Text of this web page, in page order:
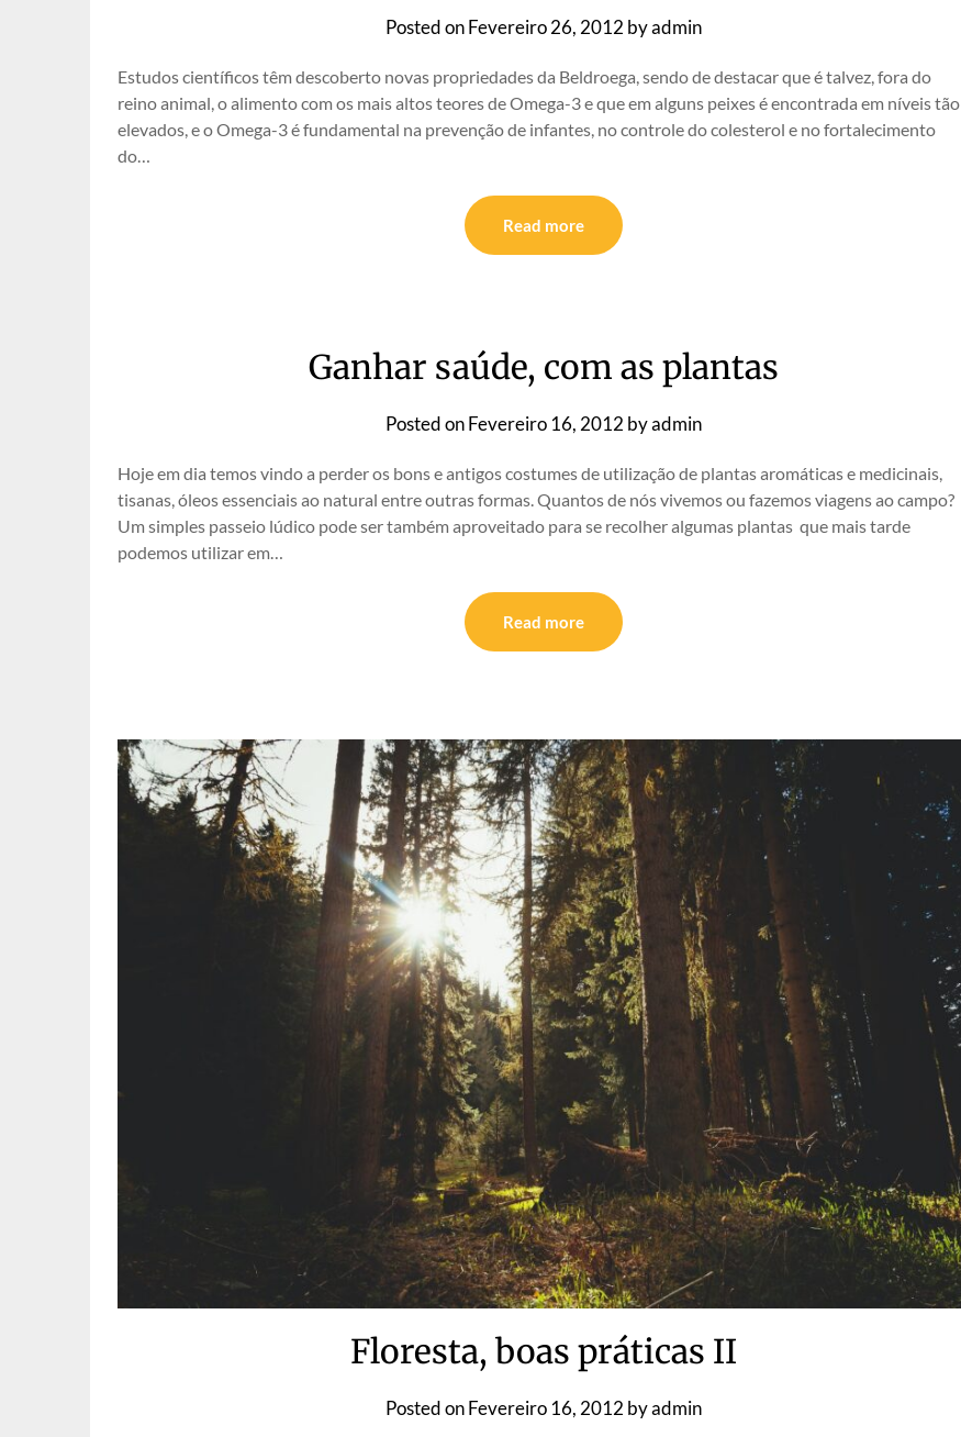
Posted onFevereiro 26, 2012 byadmin
Estudos científicos têm descoberto novas propriedades da Beldroega, sendo de destacar que é talvez, fora do
reino animal, o alimento com os mais altos teores de Omega-3 e que em alguns peixes é encontrada em níveis tão
elevados, e o Omega-3 é fundamental na prevenção de infantes, no controle do colesterol e no fortalecimento
do…
Read more
Ganhar saúde, com as plantas
Posted onFevereiro 16, 2012 byadmin
Hoje em dia temos vindo a perder os bons e antigos costumes de utilização de plantas aromáticas e medicinais,
tisanas, óleos essenciais ao natural entre outras formas. Quantos de nós vivemos ou fazemos viagens ao campo?
Um simples passeio lúdico pode ser também aproveitado para se recolher algumas plantas que mais tarde
podemos utilizar em…
Read more
Floresta, boas práticas II
Posted onFevereiro 16, 2012 byadmin